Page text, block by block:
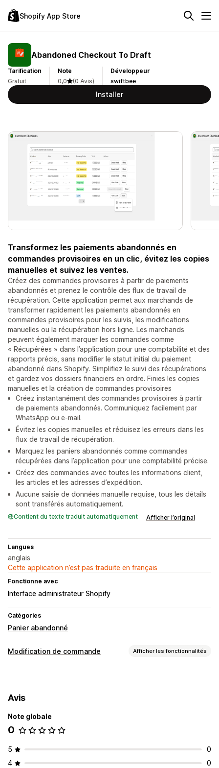
Shopify App Store
Abandoned Checkout To Draft
Tarification
Gratuit
Note
0,0
(0 Avis)
Développeur
swiftbee
Installer
Transformez les paiements abandonnés en
commandes provisoires en un clic, évitez les copies
manuelles et suivez les ventes.
Créez des commandes provisoires à partir de paiements
abandonnés et prenez le contrôle des flux de travail de
récupération. Cette application permet aux marchands de
transformer rapidement les paiements abandonnés en
commandes provisoires pour les suivis, les modifications
manuelles ou la récupération hors ligne. Les marchands
peuvent également marquer les commandes comme
« Récupérées » dans l’application pour une comptabilité et des
rapports précis, sans modifier le statut initial du paiement
abandonné dans Shopify. Simplifiez le suivi des récupérations
et gardez vos dossiers financiers en ordre. Finies les copies
manuelles et la création de commandes provisoires
Créez instantanément des commandes provisoires à partir
de paiements abandonnés. Communiquez facilement par
WhatsApp ou e-mail.
Évitez les copies manuelles et réduisez les erreurs dans les
flux de travail de récupération.
Marquez les paniers abandonnés comme commandes
récupérées dans l’application pour une comptabilité précise.
Créez des commandes avec toutes les informations client,
les articles et les adresses d’expédition.
Aucune saisie de données manuelle requise, tous les détails
sont transférés automatiquement.
Contient du texte traduit automatiquement Afficher l’original
Langues
anglais
Cette application n’est pas traduite en français
Fonctionne avec
Interface administrateur Shopify
Catégories
Panier abandonné
Modification de commande Afficher les fonctionnalités
Mises à jour des statuts
Avis
Note globale
0
5
0
4
0